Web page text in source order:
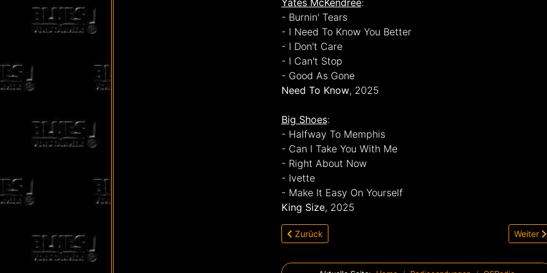
- Burnin' Tears
- I Need To Know You Better
- I Don't Care
- I Can't Stop
- Good As Gone
Need To Know, 2025
Big Shoes:
- Halfway To Memphis
- Can I Take You With Me
- Right About Now
- Ivette
- Make It Easy On Yourself
King Size, 2025
Vorheriger Beitrag: 20.08.25: Neuerscheinungen August 2025
Zurück Weiter